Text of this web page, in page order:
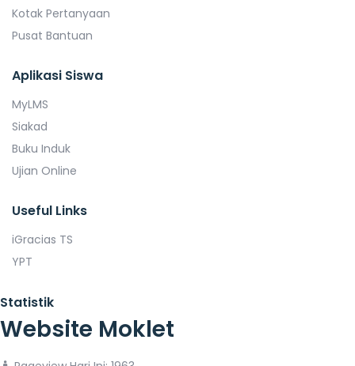
Kotak Pertanyaan
Pusat Bantuan
Aplikasi Siswa
MyLMS
Siakad
Buku Induk
Ujian Online
Useful Links
iGracias TS
YPT
Statistik
Website Moklet